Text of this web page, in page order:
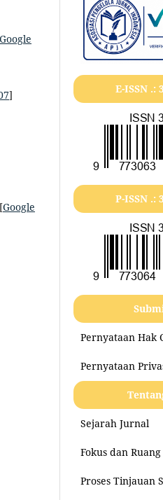
Google
]
Google
E-ISSN .:
P-ISSN .:
Pernyataan Hak
Pernyataan
Sejarah Jurnal
Fokus dan
Proses Tinjauan